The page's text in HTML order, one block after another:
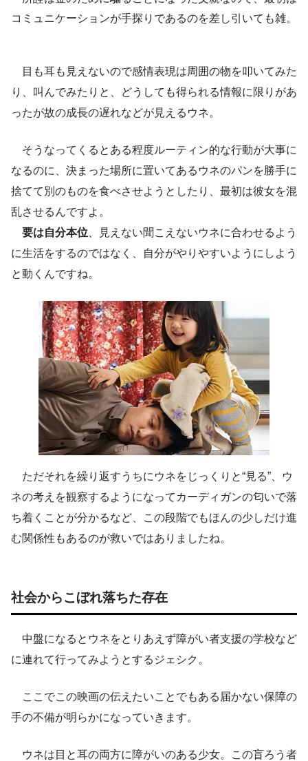
コミュニケーションが手探りであるのを差し引いても雑。
目も耳も見えないので感情表現は周囲の物を叩いてみた
り、叫んでみたりと、どうしても得られる情報に限りがあ
ったが故の成長の遅れなどが見えるウネ。
そうなってくるとある程度ルーティン的な行動が大事に
なるのに、決まった場所に置いてあるウネのパンを勝手に
捨てて別のものを食べさせようとしたり、最初は彼女を混
乱させるんですよ。
要は自分本位 、見えない聞こえないウネに合わせるよう
に生活をするのではなく、自分がやりやすいようにしよう
と動くんですね。
ただそれを繰り返すうちにウネをじっくりと“見る”、ウ
ネの考えを観察するようになってカーディガンの匂いで落
ち着くことが分かるなど、この段階でもほんの少しだけ進
む関係性もあるのが救いではありましたね。
社会からこぼれ落ちた存在
中盤になるとウネをとりあえず障がい者支援の学校など
に連れて行ってみようとするジェシク。
ここでこの映画の伝えたいことでもある届かない保障の
手の不備が明らかになっていきます。
ウネは目と耳の両方に障がいのある少女。この盲ろう者